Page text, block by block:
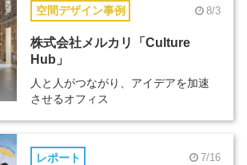
空間デザイン事例 8/3
株式会社メルカリ「Culture
Hub」
人と人がつながり、アイデアを加速
させるオフィス
レポート 7/16